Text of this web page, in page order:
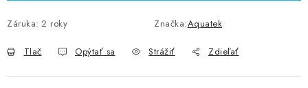
Záruka: 2 roky Značka:Aquatek
Tlač Opýtať sa Strážiť Zdieľať